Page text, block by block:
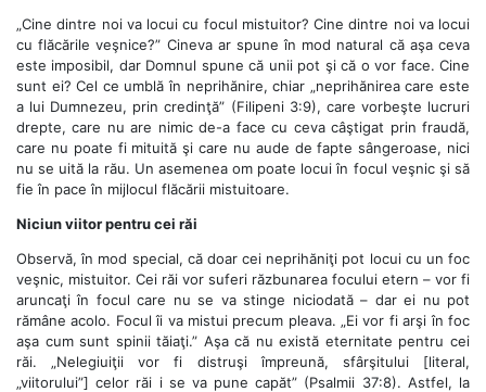
„Cine dintre noi va locui cu focul mistuitor? Cine dintre noi va locui
cu flăcările veşnice?” Cineva ar spune în mod natural că aşa ceva
este imposibil, dar Domnul spune că unii pot şi că o vor face. Cine
sunt ei? Cel ce umblă în neprihănire, chiar „neprihănirea care este
a lui Dumnezeu, prin credinţă” (Filipeni 3:9), care vorbeşte lucruri
drepte, care nu are nimic de-a face cu ceva câştigat prin fraudă,
care nu poate fi mituită şi care nu aude de fapte sângeroase, nici
nu se uită la rău. Un asemenea om poate locui în focul veşnic şi să
fie în pace în mijlocul flăcării mistuitoare.
Niciun viitor pentru cei răi
Observă, în mod special, că doar cei neprihăniţi pot locui cu un foc
veşnic, mistuitor. Cei răi vor suferi răzbunarea focului etern – vor fi
aruncaţi în focul care nu se va stinge niciodată – dar ei nu pot
rămâne acolo. Focul îi va mistui precum pleava. „Ei vor fi arşi în foc
aşa cum sunt spinii tăiaţi.” Aşa că nu există eternitate pentru cei
răi. „Nelegiuiţii vor fi distruşi împreună, sfârşitului [literal,
„viitorului”] celor răi i se va pune capăt” (Psalmii 37:8). Astfel, la